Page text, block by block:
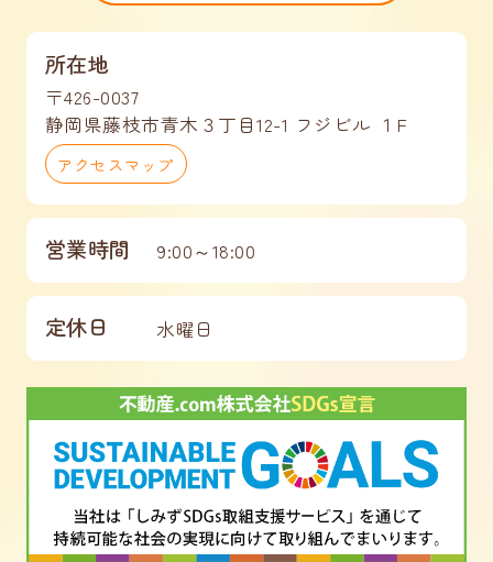
所在地
〒426-0037
静岡県藤枝市青木３丁目12-1 フジビル １F
アクセスマップ
営業時間 9:00～18:00
定休日 水曜日